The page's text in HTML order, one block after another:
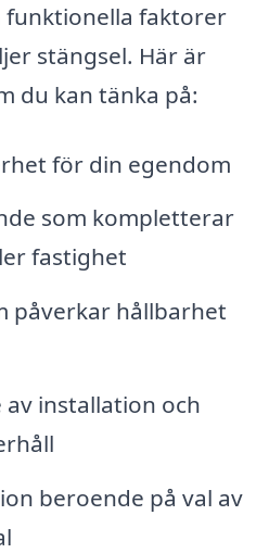
funktionella faktorer
stängsel. Här är
du kan tänka på:
för din egendom
som kompletterar
fastighet
påverkar hållbarhet
installation och
beroende på val av